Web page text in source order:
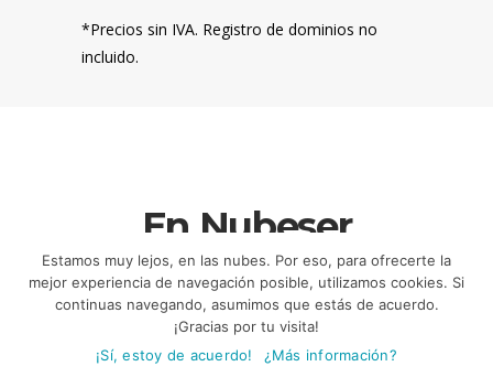
*Precios sin IVA. Registro de dominios no
incluido.
En Nubeser
somos expertos
en Magento
Estamos muy lejos, en las nubes. Por eso, para ofrecerte la
mejor experiencia de navegación posible, utilizamos cookies. Si
continuas navegando, asumimos que estás de acuerdo.
¡Gracias por tu visita!
¡Sí, estoy de acuerdo!
¿Más información?